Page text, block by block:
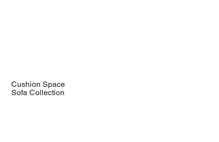
Cushion Space
Sofa Collection